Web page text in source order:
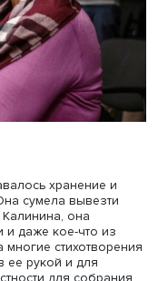
под собою не
Павел Нерлер,
отправили в
а затем в
Подмосковье, куда
долгий период
захвата
она провела в
там она
педагога с уроков